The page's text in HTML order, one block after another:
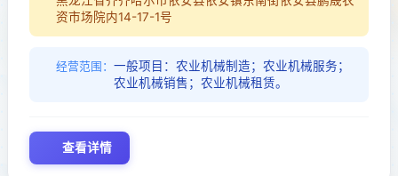
资市场院内14-17-1号
经营范围： 一般项目：农业机械制造；农业机械服务；
农业机械销售；农业机械租赁。
查看详情